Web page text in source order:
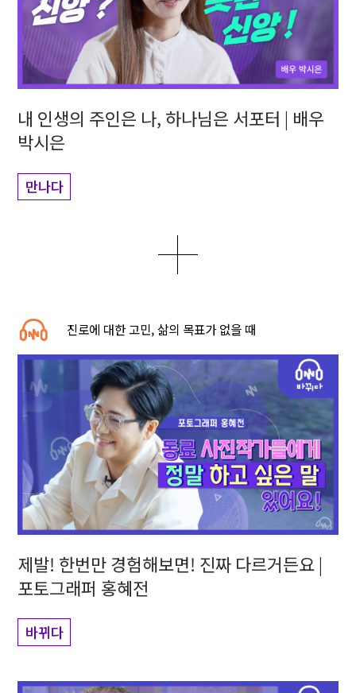
내 인생의 주인은 나, 하나님은 서포터 | 배우
박시은
만나다
진로에 대한 고민, 삶의 목표가 없을 때
제발! 한번만 경험해보면! 진짜 다르거든요 |
포토그래퍼 홍혜전
바뀌다